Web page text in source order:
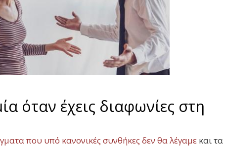
όταν έχεις διαφωνίες στη
που υπό κανονικές συνθήκες δεν θα λέγαμε και τα